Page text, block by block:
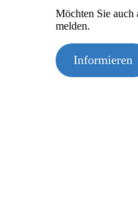
Möchten Sie
melden.
Informieren